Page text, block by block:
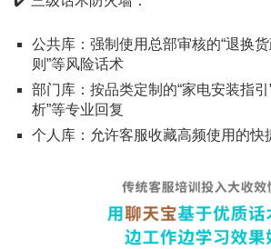
公共库：强制使用总部审核的“退换货
则”等风险话术
部门库：按品类定制的“家电安装指引
析”等专业回复
个人库：允许客服收藏高频使用的快